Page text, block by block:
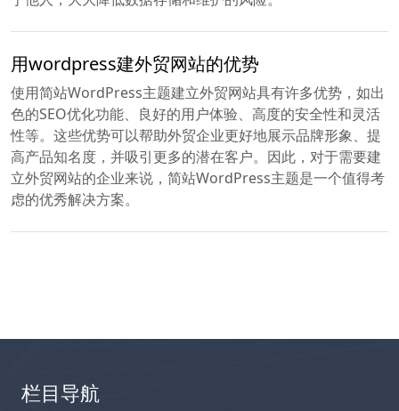
用wordpress建外贸网站的优势
使用简站WordPress主题建立外贸网站具有许多优势，如出
色的SEO优化功能、良好的用户体验、高度的安全性和灵活
性等。这些优势可以帮助外贸企业更好地展示品牌形象、提
高产品知名度，并吸引更多的潜在客户。因此，对于需要建
立外贸网站的企业来说，简站WordPress主题是一个值得考
虑的优秀解决方案。
栏目导航